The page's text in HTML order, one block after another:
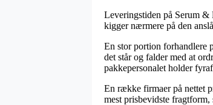
Leveringstiden på Serum
kigger nærmere på den
En stor portion forhandlere
det står og falder med at
pakkepersonalet holder
En række firmaer på nettet
mest prisbevidste